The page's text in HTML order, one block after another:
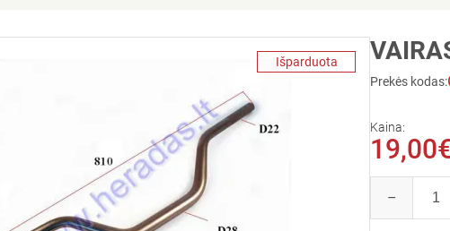
Išparduota
Prekės kodas:
Kaina:
–